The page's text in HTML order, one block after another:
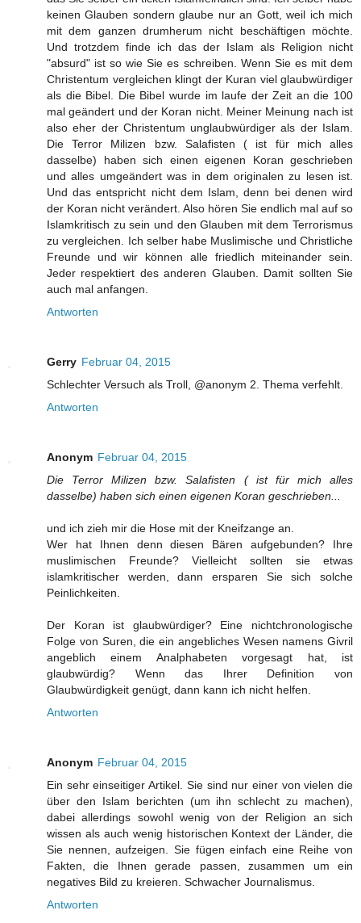
keinen Glauben sondern glaube nur an Gott, weil ich mich
mit dem ganzen drumherum nicht beschäftigen möchte.
Und trotzdem finde ich das der Islam als Religion nicht
"absurd" ist so wie Sie es schreiben. Wenn Sie es mit dem
Christentum vergleichen klingt der Kuran viel glaubwürdiger
als die Bibel. Die Bibel wurde im laufe der Zeit an die 100
mal geändert und der Koran nicht. Meiner Meinung nach ist
also eher der Christentum unglaubwürdiger als der Islam.
Die Terror Milizen bzw. Salafisten ( ist für mich alles
dasselbe) haben sich einen eigenen Koran geschrieben
und alles umgeändert was in dem originalen zu lesen ist.
Und das entspricht nicht dem Islam, denn bei denen wird
der Koran nicht verändert. Also hören Sie endlich mal auf so
Islamkritisch zu sein und den Glauben mit dem Terrorismus
zu vergleichen. Ich selber habe Muslimische und Christliche
Freunde und wir können alle friedlich miteinander sein.
Jeder respektiert des anderen Glauben. Damit sollten Sie
auch mal anfangen.
Antworten
Gerry Februar 04, 2015
Schlechter Versuch als Troll, @anonym 2. Thema verfehlt.
Antworten
Anonym Februar 04, 2015
Die Terror Milizen bzw. Salafisten ( ist für mich alles
dasselbe) haben sich einen eigenen Koran geschrieben...
und ich zieh mir die Hose mit der Kneifzange an.
Wer hat Ihnen denn diesen Bären aufgebunden? Ihre
muslimischen Freunde? Vielleicht sollten sie etwas
islamkritischer werden, dann ersparen Sie sich solche
Peinlichkeiten.
Der Koran ist glaubwürdiger? Eine nichtchronologische
Folge von Suren, die ein angebliches Wesen namens Givril
angeblich einem Analphabeten vorgesagt hat, ist
glaubwürdig? Wenn das Ihrer Definition von
Glaubwürdigkeit genügt, dann kann ich nicht helfen.
Antworten
Anonym Februar 04, 2015
Ein sehr einseitiger Artikel. Sie sind nur einer von vielen die
über den Islam berichten (um ihn schlecht zu machen),
dabei allerdings sowohl wenig von der Religion an sich
wissen als auch wenig historischen Kontext der Länder, die
Sie nennen, aufzeigen. Sie fügen einfach eine Reihe von
Fakten, die Ihnen gerade passen, zusammen um ein
negatives Bild zu kreieren. Schwacher Journalismus.
Antworten